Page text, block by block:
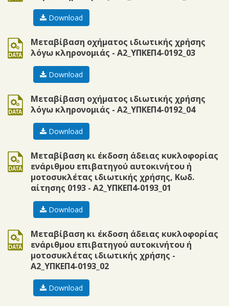
Download
Μεταβίβαση οχήματος ιδιωτικής χρήσης
λόγω κληρονομιάς - Α2_ΥΠΚΕΠ4-0192_03
doc
Download
Μεταβίβαση οχήματος ιδιωτικής χρήσης
λόγω κληρονομιάς - Α2_ΥΠΚΕΠ4-0192_04
doc
Download
Μεταβίβαση κι έκδοση άδειας κυκλοφορίας
ενάριθμου επιβατηγού αυτοκινήτου ή
μοτοσυκλέτας ιδιωτικής χρήσης, Κωδ.
αίτησης 0193 - Α2_ΥΠΚΕΠ4-0193_01
doc
Download
Μεταβίβαση κι έκδοση άδειας κυκλοφορίας
ενάριθμου επιβατηγού αυτοκινήτου ή
μοτοσυκλέτας ιδιωτικής χρήσης -
Α2_ΥΠΚΕΠ4-0193_02
doc
Download